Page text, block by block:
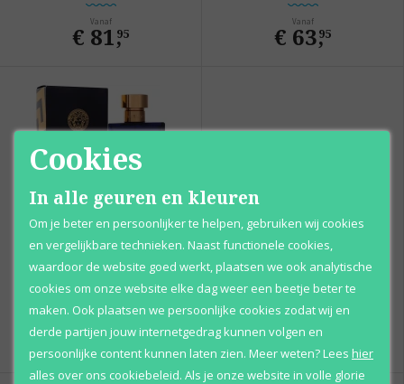
Vanaf
€ 81,
95
Vanaf
€ 63,
95
Versace
Pour Homme Dylan Blue
Eau de toilette
Vanaf
€ 48,
95
Versace
Pour Homme Dylan Blue
Geschenkset
Vanaf
€ 31,
95
Cookies
In alle geuren en kleuren
Om je beter en persoonlijker te helpen, gebruiken wij cookies
en vergelijkbare technieken. Naast functionele cookies,
waardoor de website goed werkt, plaatsen we ook analytische
cookies om onze website elke dag weer een beetje beter te
maken. Ook plaatsen we persoonlijke cookies zodat wij en
derde partijen jouw internetgedrag kunnen volgen en
persoonlijke content kunnen laten zien. Meer weten?Lees hier
alles over ons cookiebeleid. Als je onze website in volle glorie